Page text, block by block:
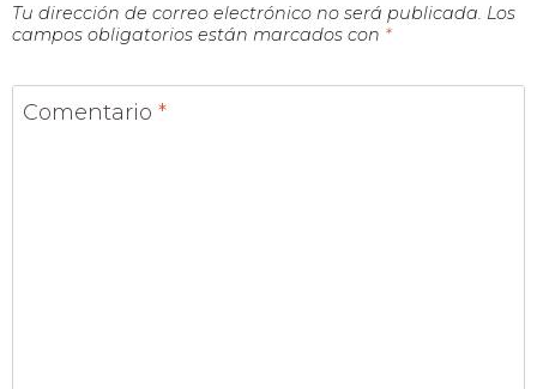
Tu dirección de correo electrónico no será publicada. Los
campos obligatorios están marcados con *
Comentario *